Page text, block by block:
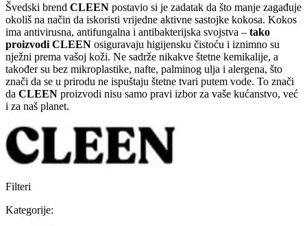
Švedski brend CLEEN postavio si je zadatak da što manje zagađuje
okoliš na način da iskoristi vrijedne aktivne sastojke kokosa. Kokos
ima antivirusna, antifungalna i antibakterijska svojstva – tako
proizvodi CLEEN osiguravaju higijensku čistoću i iznimno su
nježni prema vašoj koži. Ne sadrže nikakve štetne kemikalije, a
također su bez mikroplastike, nafte, palminog ulja i alergena, što
znači da se u prirodu ne ispuštaju štetne tvari putem vode. To znači
da CLEEN proizvodi nisu samo pravi izbor za vaše kućanstvo, već
i za naš planet.
Filteri
Kategorije: